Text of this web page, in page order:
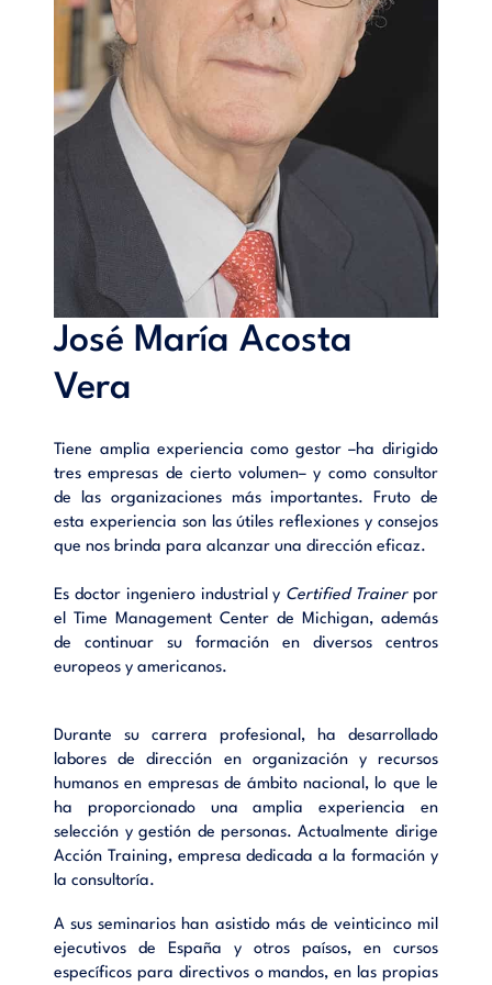
exponerse a tropezones e incluso a alguna caída.
Para ponerse al nivel que tú desees hacen falta dos cosas:
Que te liberes de una creencia limitante: “Yo no sé hablar en
público”. Un cierto trabajo (Menos del que tú imaginas). Tu
prestigio saldrá ganando.
Introducción.- La decisión.- Una conferencia.- Las bases
teóricas.- Las ayudas.- El día D.- Otras ocasiones.- Epílogo.-
Bibliografía.
José María Acosta
Vera
Tiene amplia experiencia como gestor –ha dirigido
tres empresas de cierto volumen– y como consultor
de las organizaciones más importantes. Fruto de
esta experiencia son las útiles reflexiones y consejos
que nos brinda para alcanzar una dirección eficaz.
Es doctor ingeniero industrial y Certified Trainer por
el Time Management Center de Michigan, además
de continuar su formación en diversos centros
europeos y americanos.
Durante su carrera profesional, ha desarrollado
labores de dirección en organización y recursos
humanos en empresas de ámbito nacional, lo que le
ha proporcionado una amplia experiencia en
selección y gestión de personas. Actualmente dirige
Acción Training, empresa dedicada a la formación y
la consultoría.
A sus seminarios han asistido más de veinticinco mil
ejecutivos de España y otros paísos, en cursos
específicos para directivos o mandos, en las propias